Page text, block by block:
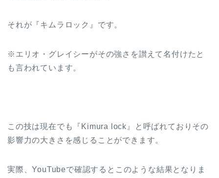
それが『キムラロック』です。
※エリオ・グレイシーがその強さを讃えて名付けたと
も言われています。
この技は現在でも『Kimura lock』と呼ばれておりその
影響力の大きさを感じることができます。
実際、YouTubeで確認するとこのような結果となりま